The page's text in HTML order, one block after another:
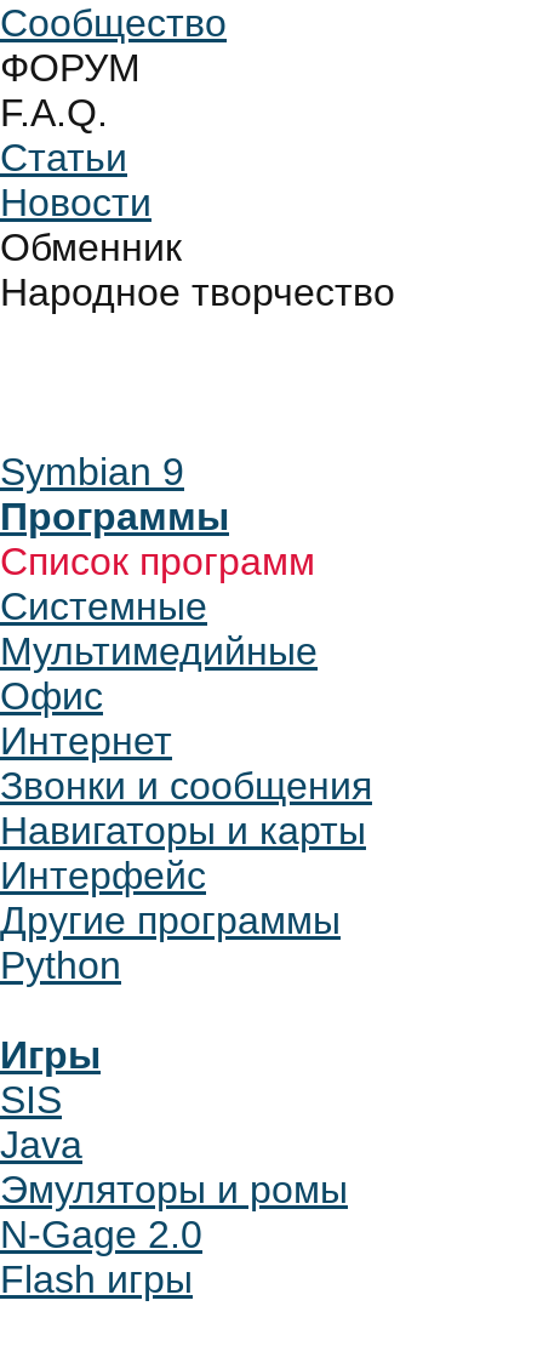
Сообщество
ФОРУМ
F.A.Q.
Статьи
Новости
Обменник
Народное творчество
Symbian 9
Программы
Список программ
Системные
Мультимедийные
Офис
Интернет
Звонки и сообщения
Навигаторы и карты
Интерфейс
Другие программы
Python
Игры
SIS
Java
Эмуляторы и ромы
N-Gage 2.0
Flash игры